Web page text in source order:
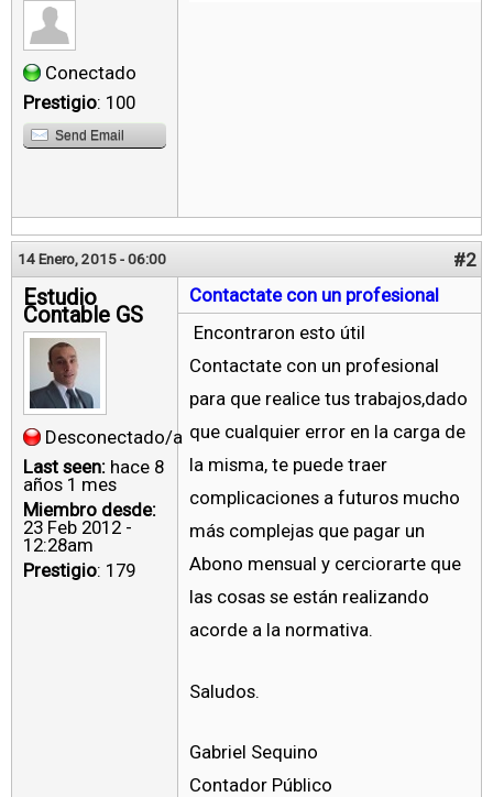
Conectado
Prestigio: 100
Send Email
14 Enero, 2015 - 06:00 #2
Estudio
Contable GS
Desconectado/a
Last seen: hace 8
años 1 mes
Miembro desde:
23 Feb 2012 -
12:28am
Prestigio: 179
Contactate con un profesional
Encontraron esto útil
Contactate con un profesional
para que realice tus trabajos,dado
que cualquier error en la carga de
la misma, te puede traer
complicaciones a futuros mucho
más complejas que pagar un
Abono mensual y cerciorarte que
las cosas se están realizando
acorde a la normativa.
Saludos.
Gabriel Sequino
Contador Público